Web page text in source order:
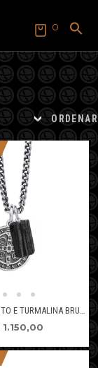
0
ORDENAR
COLAR SÃO BENTO E TURMALINA BRUTA
1.150,00